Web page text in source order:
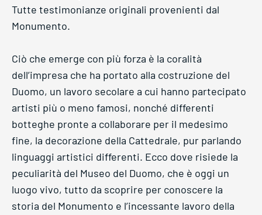
Tutte testimonianze originali provenienti dal
Monumento.
Ciò che emerge con più forza è la coralità
dell’impresa che ha portato alla costruzione del
Duomo, un lavoro secolare a cui hanno partecipato
artisti più o meno famosi, nonché differenti
botteghe pronte a collaborare per il medesimo
fine, la decorazione della Cattedrale, pur parlando
linguaggi artistici differenti. Ecco dove risiede la
peculiarità del Museo del Duomo, che è oggi un
luogo vivo, tutto da scoprire per conoscere la
storia del Monumento e l’incessante lavoro della